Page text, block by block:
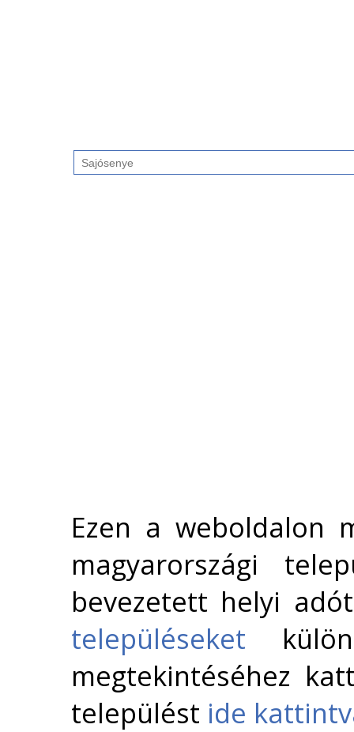
Ezen a weboldalon
magyarországi
bevezetett helyi
településeket
megtekintéséhez
települést ide